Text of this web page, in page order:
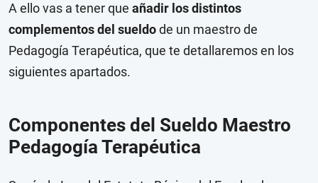
A ello vas a tener que añadir los distintos
complementos del sueldode un maestro de
Pedagogía Terapéutica, que te detallaremos en los
siguientes apartados.
Componentes del Sueldo Maestro
Pedagogía Terapéutica